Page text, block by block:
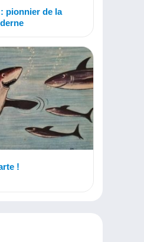
pionnier de la
!